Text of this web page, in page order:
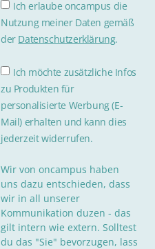
Ich erlaube oncampus die
Nutzung meiner Daten gemäß
der Datenschutzerklärung.
Ich möchte zusätzliche Infos
zu Produkten für
personalisierte Werbung (E-
Mail) erhalten und kann dies
jederzeit widerrufen.
Wir von oncampus haben
uns dazu entschieden, dass
wir in all unserer
Kommunikation duzen - das
gilt intern wie extern. Solltest
du das "Sie" bevorzugen, lass